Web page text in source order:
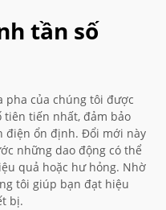
tần số
pha của chúng tôi được
tiến nhất, đảm bảo
điện ổn định. Đổi mới này
những dao động có thể
quả hoặc hư hỏng. Nhờ
tôi giúp bạn đạt hiệu
bị.